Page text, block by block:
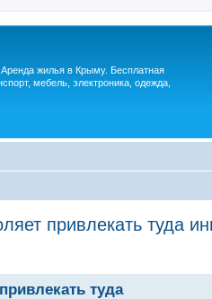
жилья в Крыму. Бесплатная
мебель, электроника, одежда,
привлекать туда
туда